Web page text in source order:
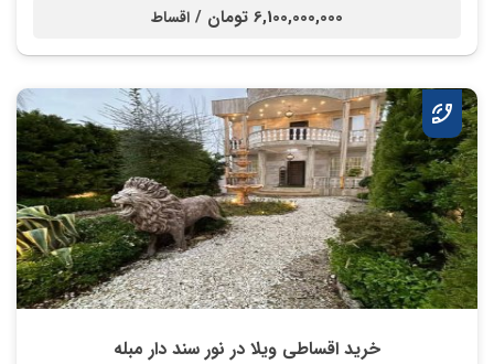
6,100,000,000 تومان / اقساط
خرید اقساطی ویلا در نور سند دار مبله